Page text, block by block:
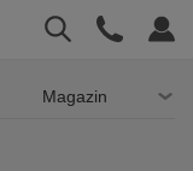
Magazin